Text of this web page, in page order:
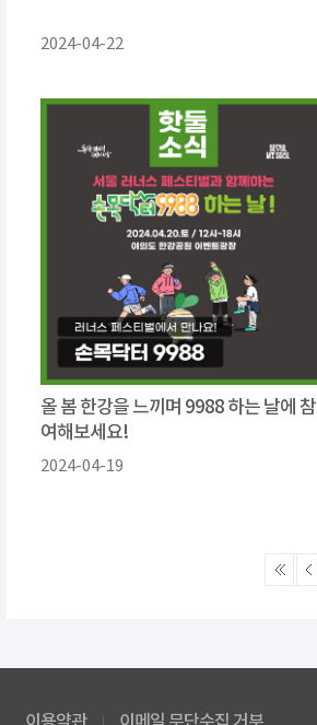
2024-04-22
올 봄 한강을 느끼며 9988 하는 날에 참
여해보세요!
2024-04-19